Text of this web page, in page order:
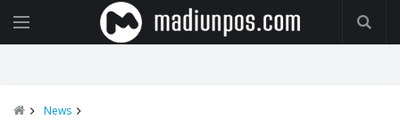
News